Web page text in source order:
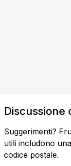
Discussione
Suggerimenti?
utili includono
codice postale.